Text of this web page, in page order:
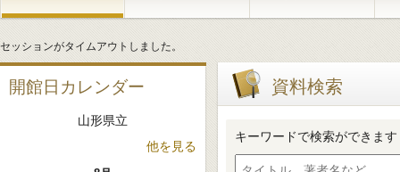
セッションがタイムアウトしました。
開館日カレンダー
山形県立
他を見る
資料検索
キーワードで検索ができます